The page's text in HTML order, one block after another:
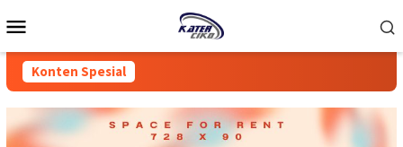
ke
Mobile
Konten Spesial